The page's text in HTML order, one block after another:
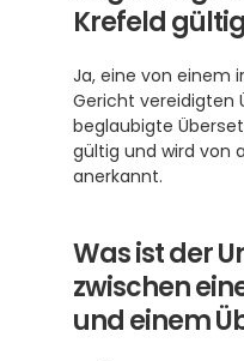
Krefeld
Ja, eine von einem
Gericht vereidigten
beglaubigte
gültig und wird von
anerkannt.
Was ist der
zwischen
und einem